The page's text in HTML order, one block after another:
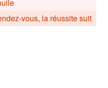
vous, la réussite suit